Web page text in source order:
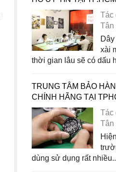
Tác
Tân
xài
thời gian lâu sẽ có dấu
TRUNG TÂM BẢO
CHÍNH HÃNG TẠI
Tác
Tân
dùng sử dụng rất